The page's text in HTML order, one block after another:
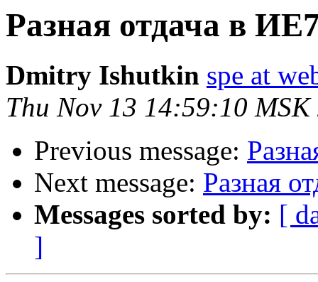
Разная отдача в
Dmitry Ishutkin spe at
Thu Nov 13 14:59:10 MSK
Previous message:
Next message: Разная
Messages sorted by: [
]